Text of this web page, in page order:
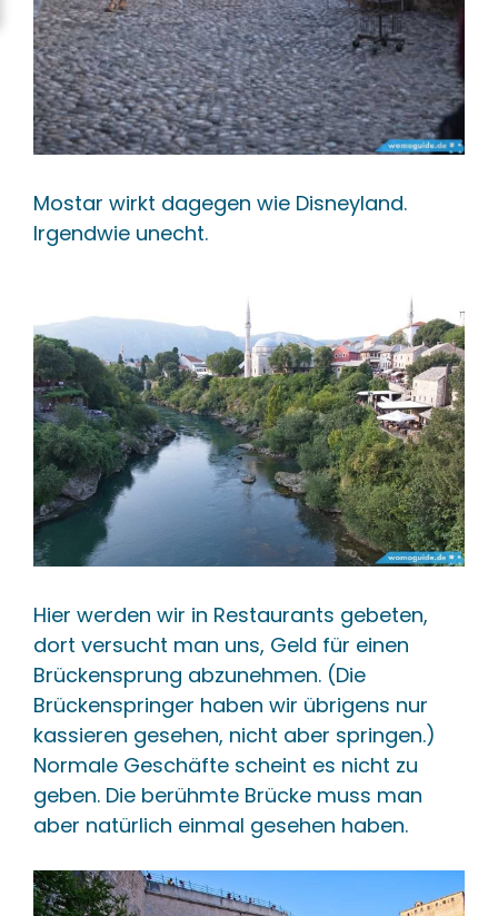
Mostar wirkt dagegen wie Disneyland.
Irgendwie unecht.
Hier werden wir in Restaurants gebeten,
dort versucht man uns, Geld für einen
Brückensprung abzunehmen. (Die
Brückenspringer haben wir übrigens nur
kassieren gesehen, nicht aber springen.)
Normale Geschäfte scheint es nicht zu
geben. Die berühmte Brücke muss man
aber natürlich einmal gesehen haben.